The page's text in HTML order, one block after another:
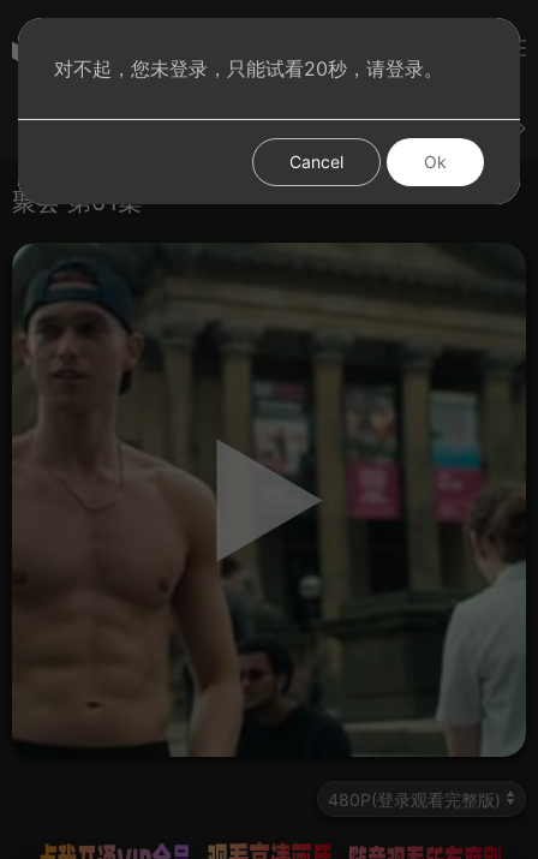
聚会 第01集
对不起，您未登录，只能试看20秒，请登录。
Cancel Ok